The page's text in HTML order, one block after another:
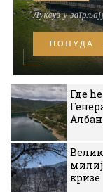
Где
кризе